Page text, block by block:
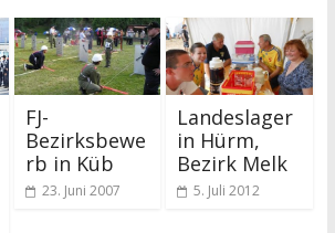
FJ-
Bezirksbewe
rb in Küb
23. Juni 2007
Landeslager
in Hürm,
Bezirk Melk
5. Juli 2012